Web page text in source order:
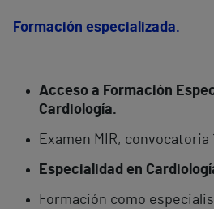
Formación especializada.
Acceso a Formación
Cardiología.
Examen MIR, convocatoria
Especialidad en
Formación como